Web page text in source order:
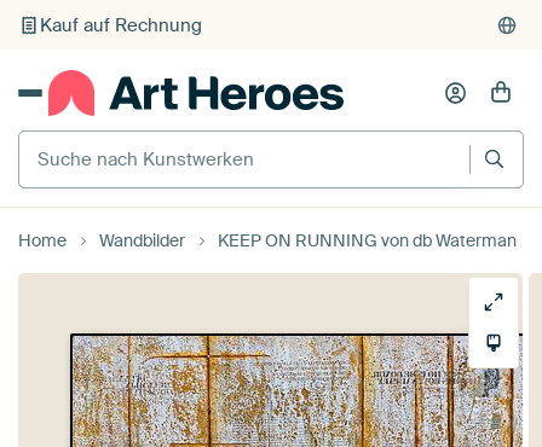
Kauf auf Rechnung
Individueller Druck auf Bestellung
Suche nach Kunstwerken
Home Wandbilder KEEP ON RUNNING von db Waterman